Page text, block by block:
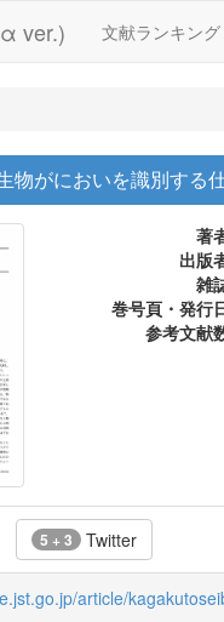
ver.) 文献ランキング
物がにおいを識別する
著
出版
雑
巻号頁・発行
参考文献
5 + 3 Twitter
article/